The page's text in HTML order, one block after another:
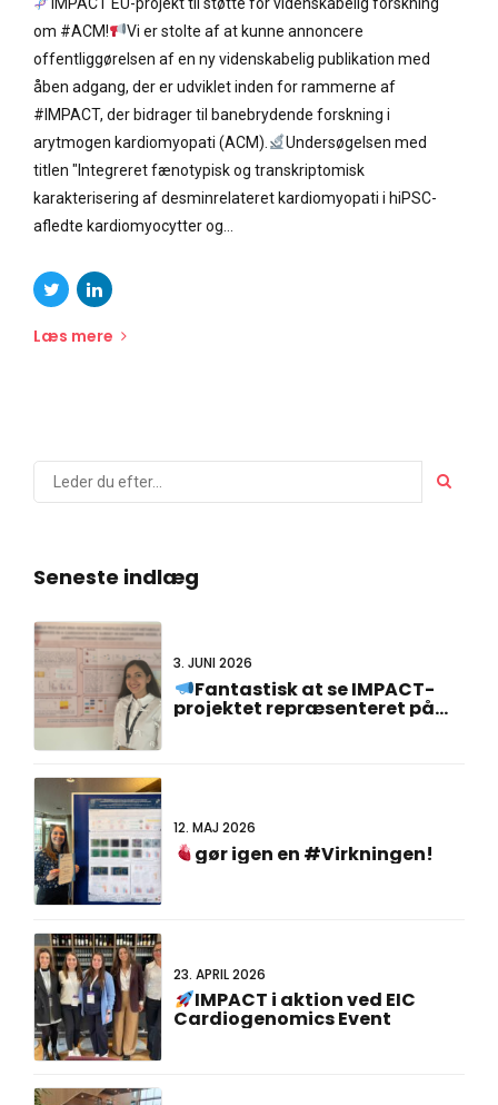
om #ACM!
Vi er stolte af at kunne annoncere
offentliggørelsen af en ny videnskabelig publikation med
åben adgang, der er udviklet inden for rammerne af
#IMPACT, der bidrager til banebrydende forskning i
arytmogen kardiomyopati (ACM).
Undersøgelsen med
titlen "Integreret fænotypisk og transkriptomisk
karakterisering af desminrelateret kardiomyopati i hiPSC-
afledte kardiomyocytter og...
Læs mere
Seneste indlæg
3. JUNI 2026
Fantastisk at se IMPACT-
projektet repræsenteret på
12. MAJ 2026
gør igen en #Virkningen!
23. APRIL 2026
IMPACT i aktion ved EIC
Cardiogenomics Event